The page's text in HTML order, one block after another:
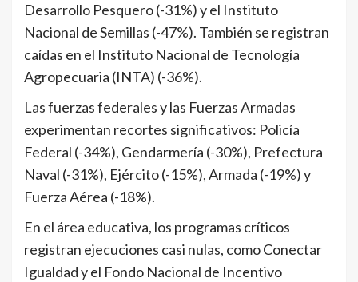
Desarrollo Pesquero (-31%) y el Instituto
Nacional de Semillas (-47%). También se registran
caídas en el Instituto Nacional de Tecnología
Agropecuaria (INTA) (-36%).
Las fuerzas federales y las Fuerzas Armadas
experimentan recortes significativos: Policía
Federal (-34%), Gendarmería (-30%), Prefectura
Naval (-31%), Ejército (-15%), Armada (-19%) y
Fuerza Aérea (-18%).
En el área educativa, los programas críticos
registran ejecuciones casi nulas, como Conectar
Igualdad y el Fondo Nacional de Incentivo